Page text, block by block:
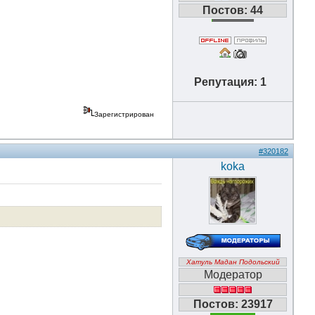
Постов: 44
Репутация: 1
Зарегистрирован
#320182
koka
Хатуль Мадан Подольский
Модератор
Постов: 23917